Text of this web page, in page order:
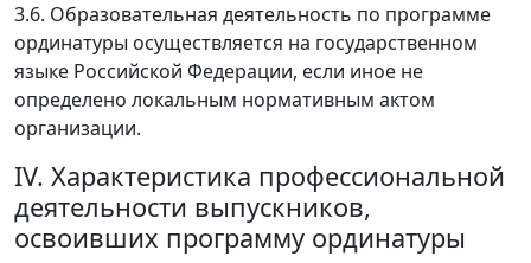
3.6. Образовательная деятельность по программе
ординатуры осуществляется на государственном
языке Российской Федерации, если иное не
определено локальным нормативным актом
организации.
IV. Характеристика профессиональной
деятельности выпускников,
освоивших программу ординатуры